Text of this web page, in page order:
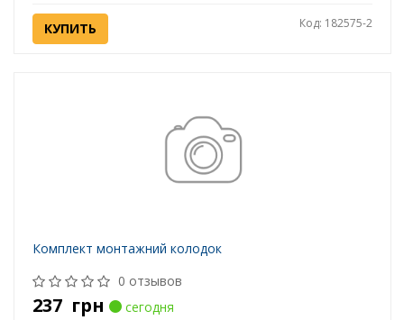
КУПИТЬ Код: 182575-2
Комплект монтажний колодок
0 отзывов
237 грн
сегодня